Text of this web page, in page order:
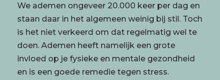
We ademen ongeveer 20.000 keer per dag en
staan daar in het algemeen weinig bij stil. Toch
is het niet verkeerd om dat regelmatig wel te
doen. Ademen heeft namelijk een grote
invloed op je fysieke en mentale gezondheid
en is een goede remedie tegen stress.